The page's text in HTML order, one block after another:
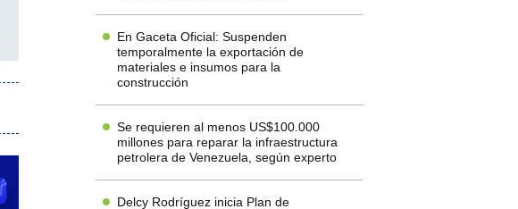
En Gaceta Oficial: Suspenden
temporalmente la exportación de
materiales e insumos para la
construcción
Se requieren al menos US$100.000
millones para reparar la infraestructura
petrolera de Venezuela, según experto
Delcy Rodríguez inicia Plan de